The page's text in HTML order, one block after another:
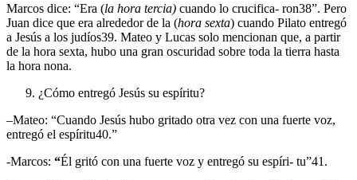
Marcos dice: “Era (la hora tercia) cuando lo crucifica- ron38”. Pero
Juan dice que era alrededor de la (hora sexta) cuando Pilato entregó
a Jesús a los judíos39. Mateo y Lucas solo mencionan que, a partir
de la hora sexta, hubo una gran oscuridad sobre toda la tierra hasta
la hora nona.
¿Cómo entregó Jesús su espíritu?
–Mateo: “Cuando Jesús hubo gritado otra vez con una fuerte voz,
entregó el espíritu40.”
-Marcos: “Él gritó con una fuerte voz y entregó su espíri- tu”41.